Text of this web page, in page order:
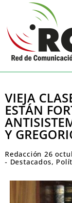
VIEJA
ESTÁN
Y
Redacción 26
- Destacados,